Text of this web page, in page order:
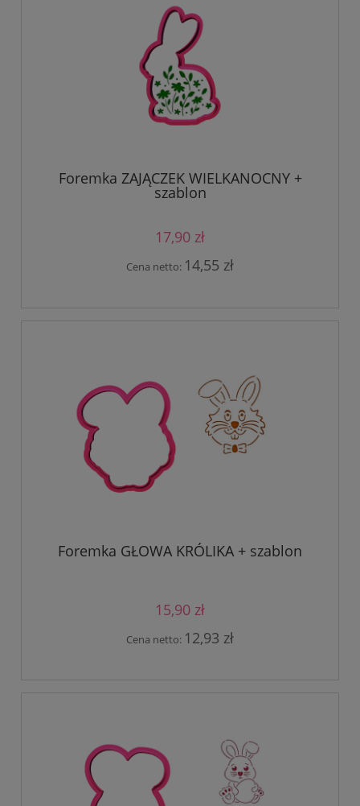
Foremka ZAJĄCZEK WIELKANOCNY +
szablon
17,90 zł
Cena netto: 14,55 zł
Foremka GŁOWA KRÓLIKA + szablon
15,90 zł
Cena netto: 12,93 zł